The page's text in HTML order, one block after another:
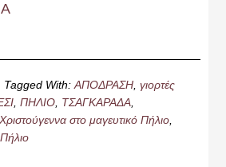
Tagged With:ΑΠΟΔΡΑΣΗ ,γιορτές
,ΠΗΛΙΟ ΤΣΑΓΚΑΡΑΔΑ
Χριστούγεννα στο μαγευτικό Πήλιο